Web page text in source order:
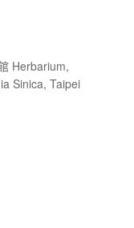
Herbarium,
Sinica, Taipei